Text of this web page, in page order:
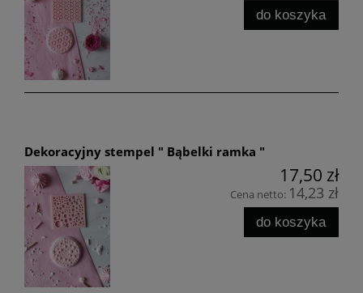
do koszyka
Dekoracyjny stempel " Bąbelki ramka "
17,50 zł
Cena netto: 14,23 zł
do koszyka